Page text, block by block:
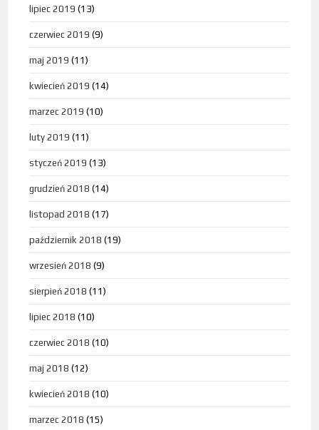
lipiec 2019 (13)
czerwiec 2019 (9)
maj 2019 (11)
kwiecień 2019 (14)
marzec 2019 (10)
luty 2019 (11)
styczeń 2019 (13)
grudzień 2018 (14)
listopad 2018 (17)
październik 2018 (19)
wrzesień 2018 (9)
sierpień 2018 (11)
lipiec 2018 (10)
czerwiec 2018 (10)
maj 2018 (12)
kwiecień 2018 (10)
marzec 2018 (15)